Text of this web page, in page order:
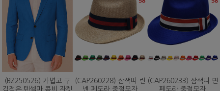
(BZ250526) 가볍고 구
김적은 텐셀마 콤비 자켓
(CAP260228) 삼색띠 린
넨 페도라 중절모자
(CAP260233) 삼색띠 면
페도라 중절모자